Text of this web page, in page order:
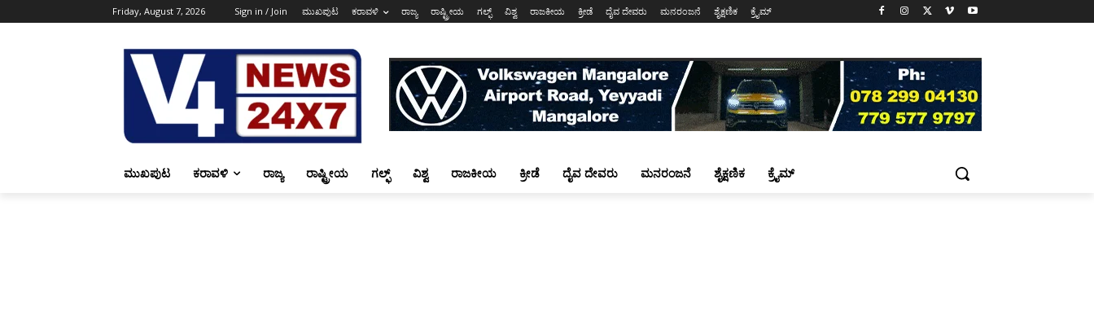
Friday, August 7, 2026 Sign in / Join ಮುಖಪುಟ ಕರಾವಳಿ ರಾಜ್ಯ ರಾಷ್ಟ್ರೀಯ ಗಲ್ಫ್ ವಿಶ್ವ ರಾಜಕೀಯ ಕ್ರೀಡೆ ದೈವ ದೇವರು ಮನರಂಜನೆ ಶೈಕ್ಷಣಿಕ ಕ್ರೈಮ್
ಮುಖಪುಟ ಕರಾವಳಿ ರಾಜ್ಯ ರಾಷ್ಟ್ರೀಯ ಗಲ್ಫ್ ವಿಶ್ವ ರಾಜಕೀಯ ಕ್ರೀಡೆ ದೈವ ದೇವರು ಮನರಂಜನೆ ಶೈಕ್ಷಣಿಕ ಕ್ರೈಮ್